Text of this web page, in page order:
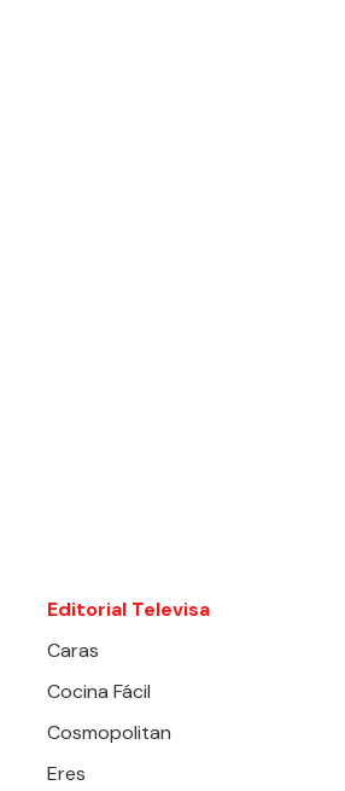
Editorial Televisa
Caras
Cocina Fácil
Cosmopolitan
Eres